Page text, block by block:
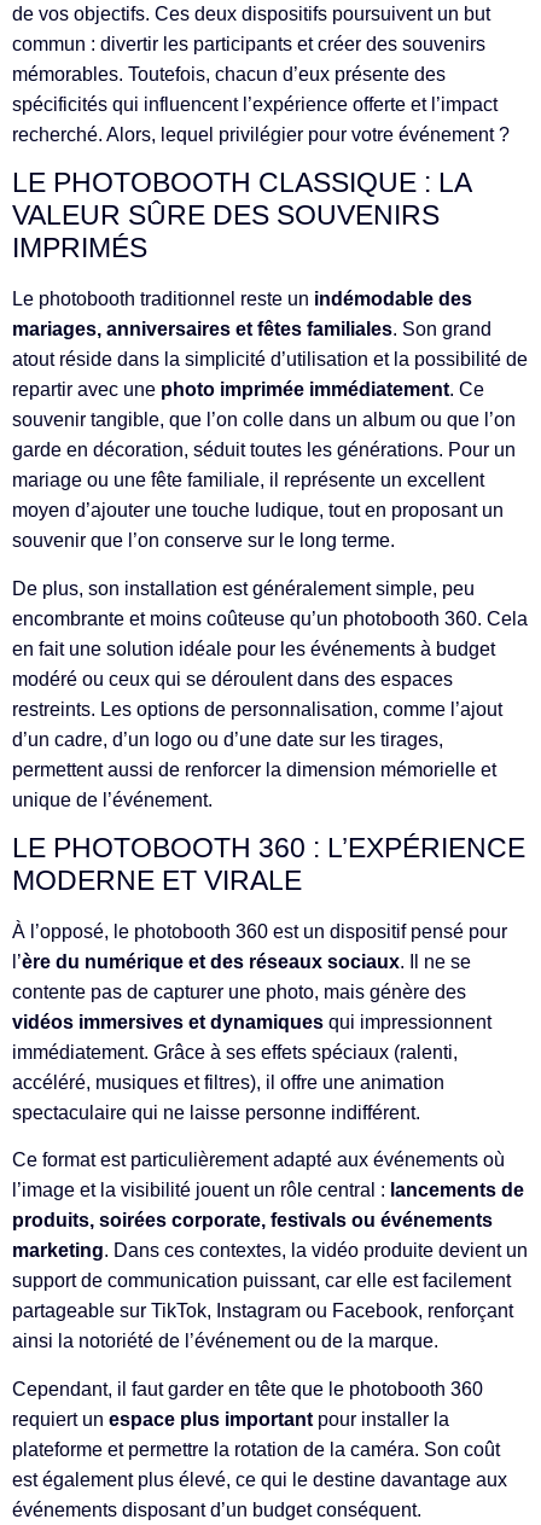
de vos objectifs. Ces deux dispositifs poursuivent un but
commun : divertir les participants et créer des souvenirs
mémorables. Toutefois, chacun d’eux présente des
spécificités qui influencent l’expérience offerte et l’impact
recherché. Alors, lequel privilégier pour votre événement ?
LE PHOTOBOOTH CLASSIQUE : LA
VALEUR SÛRE DES SOUVENIRS
IMPRIMÉS
Le photobooth traditionnel reste un indémodable des
mariages, anniversaires et fêtes familiales. Son grand
atout réside dans la simplicité d’utilisation et la possibilité de
repartir avec une photo imprimée immédiatement. Ce
souvenir tangible, que l’on colle dans un album ou que l’on
garde en décoration, séduit toutes les générations. Pour un
mariage ou une fête familiale, il représente un excellent
moyen d’ajouter une touche ludique, tout en proposant un
souvenir que l’on conserve sur le long terme.
De plus, son installation est généralement simple, peu
encombrante et moins coûteuse qu’un photobooth 360. Cela
en fait une solution idéale pour les événements à budget
modéré ou ceux qui se déroulent dans des espaces
restreints. Les options de personnalisation, comme l’ajout
d’un cadre, d’un logo ou d’une date sur les tirages,
permettent aussi de renforcer la dimension mémorielle et
unique de l’événement.
LE PHOTOBOOTH 360 : L’EXPÉRIENCE
MODERNE ET VIRALE
À l’opposé, le photobooth 360 est un dispositif pensé pour
l’ère du numérique et des réseaux sociaux. Il ne se
contente pas de capturer une photo, mais génère des
vidéos immersives et dynamiques qui impressionnent
immédiatement. Grâce à ses effets spéciaux (ralenti,
accéléré, musiques et filtres), il offre une animation
spectaculaire qui ne laisse personne indifférent.
Ce format est particulièrement adapté aux événements où
l’image et la visibilité jouent un rôle central : lancements de
produits, soirées corporate, festivals ou événements
marketing. Dans ces contextes, la vidéo produite devient un
support de communication puissant, car elle est facilement
partageable sur TikTok, Instagram ou Facebook, renforçant
ainsi la notoriété de l’événement ou de la marque.
Cependant, il faut garder en tête que le photobooth 360
requiert un espace plus important pour installer la
plateforme et permettre la rotation de la caméra. Son coût
est également plus élevé, ce qui le destine davantage aux
événements disposant d’un budget conséquent.